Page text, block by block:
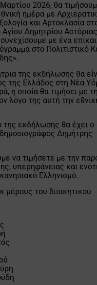
2026, θα
ημέρα με
και Αρτοκλασία
Δημητρίου
με ένα
στο Πολιτιστικό
της εκδήλωσης θα
της Ελλάδος στη Νέα
η οποία θα τιμήσει με
λόγο της αυτή την
της εκδήλωσης θα έχει ο
Δημήτρης
να τιμήσετε με την
υπερηφάνειας και
Ελληνισμό.
μέρους του διοικητικού